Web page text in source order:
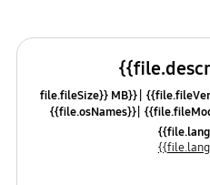
{{file.fileSize}} MB
{{file.osNames}}